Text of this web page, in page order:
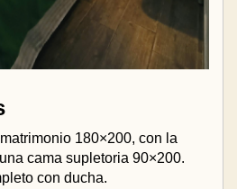
180×200, con la
cama supletoria 90×200.
con ducha.